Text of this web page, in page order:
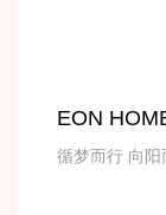
EON
循梦而行 向